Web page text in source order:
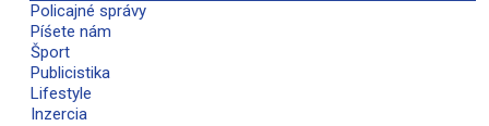
Policajné správy
Píśete nám
Šport
Publicistika
Lifestyle
Inzercia